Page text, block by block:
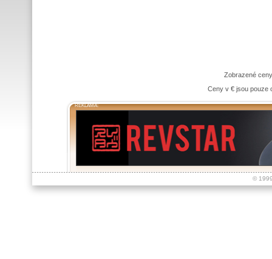
Zobrazené
Ceny v € jsou pouze
REKLAMA:
©